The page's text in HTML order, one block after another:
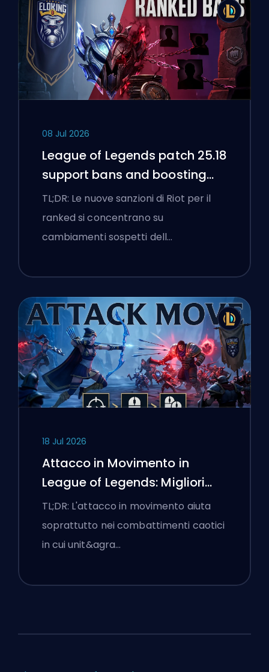
08 Jul 2026
League of Legends patch 25.18
support bans and boosting
flags
TL;DR: Le nuove sanzioni di Riot per il
ranked si concentrano su
cambiamenti sospetti dell…
18 Jul 2026
Attacco in Movimento in
League of Legends: Migliori
Impostazioni
TL;DR: L'attacco in movimento aiuta
soprattutto nei combattimenti caotici
in cui unit&agra…